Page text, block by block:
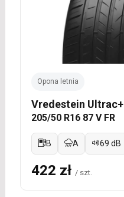
Opona letnia
Vredestein Ultrac+
205/50 R16 87 V FR
B A 69 dB
422 zł / szt.